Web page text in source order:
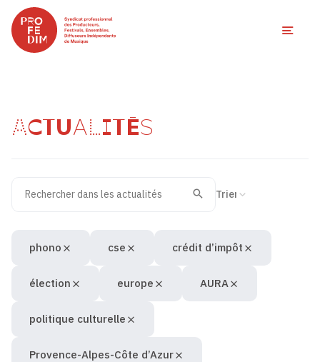
ACTUALITÉS
Recherche
Valider
phono cse crédit d’impôt
élection europe AURA
politique culturelle
Provence-Alpes-Côte d’Azur